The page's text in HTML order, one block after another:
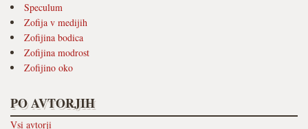
Speculum
Zofija v medijih
Zofijina bodica
Zofijina modrost
Zofijino oko
PO AVTORJIH
Vsi avtorji